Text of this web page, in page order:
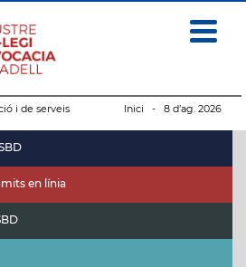
i de serveis Inici - 8 d’ag. 2026
en línia